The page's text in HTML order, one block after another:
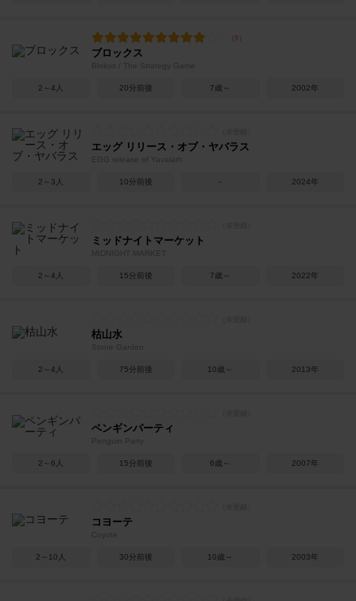
ブロックス
Blokus / The Strategy Game
2～4人 20分前後 7歳～ 2002年
エッグ リリース・オブ・ヤバラス
EGG release of Yavalath
2～3人 10分前後 2024年
ミッドナイトマーケット
MIDNIGHT MARKET
2～4人 15分前後 7歳～ 2022年
枯山水
Stone Garden
2～4人 75分前後 10歳～ 2013年
ペンギンパーティ
Penguin Party
2～6人 15分前後 6歳～ 2007年
コヨーテ
2～10人 30分前後 10歳～ 2003年